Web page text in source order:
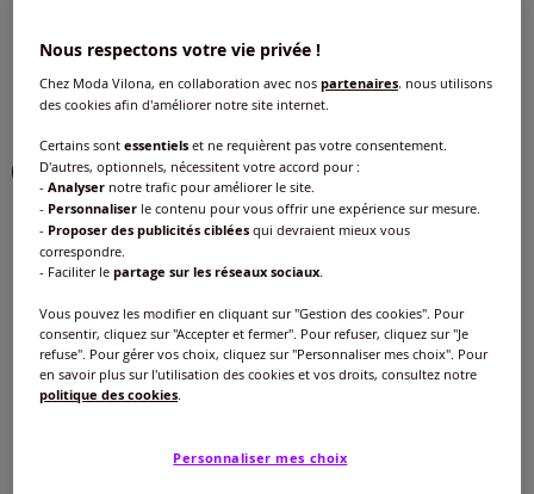
Réf : 459.886.005 4.3 /
Choisir une couleur :
Taille :
Veuillez sélectionner une taille
Ancien prix :Nouveau prix :
12€*
Nous respectons votre vie privée !
Chez Moda Vilona, en collaboration avec nospartenaires, nous utilisons
des cookies afin d'améliorer notre site internet.
Certains sontessentiels et ne requièrent pas votre consentement.
D'autres, optionnels, nécessitent votre accord pour :
-Analyser notre trafic pour améliorer le site.
- Personnaliser le contenu pour vous offrir une expérience sur mesure.
- Proposer des publicités ciblées qui devraient mieux vous
correspondre.
- Faciliter lepartage sur les réseaux sociaux.
Vous pouvez les modifier en cliquant sur "Gestion des cookies". Pour
consentir, cliquez sur "Accepter et fermer". Pour refuser, cliquez sur "Je
refuse". Pour gérer vos choix, cliquez sur "Personnaliser mes choix". Pour
en savoir plus sur l'utilisation des cookies et vos droits, consultez notre
politique des cookies.
Personnaliser mes choix